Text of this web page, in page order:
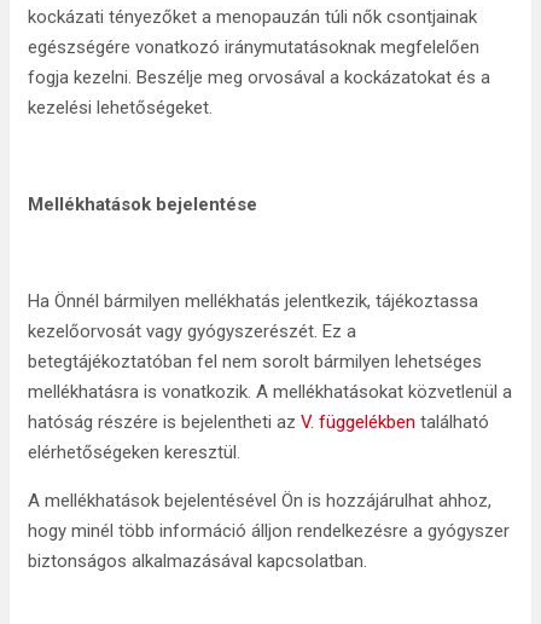
kockázati tényezőket a menopauzán túli nők csontjainak
egészségére vonatkozó iránymutatásoknak megfelelően
fogja kezelni. Beszélje meg orvosával a kockázatokat és a
kezelési lehetőségeket.
Mellékhatások bejelentése
Ha Önnél bármilyen mellékhatás jelentkezik, tájékoztassa
kezelőorvosát vagy gyógyszerészét. Ez a
betegtájékoztatóban fel nem sorolt bármilyen lehetséges
mellékhatásra is vonatkozik. A mellékhatásokat közvetlenül a
hatóság részére is bejelentheti az V. függelékben található
elérhetőségeken keresztül.
A mellékhatások bejelentésével Ön is hozzájárulhat ahhoz,
hogy minél több információ álljon rendelkezésre a gyógyszer
biztonságos alkalmazásával kapcsolatban.